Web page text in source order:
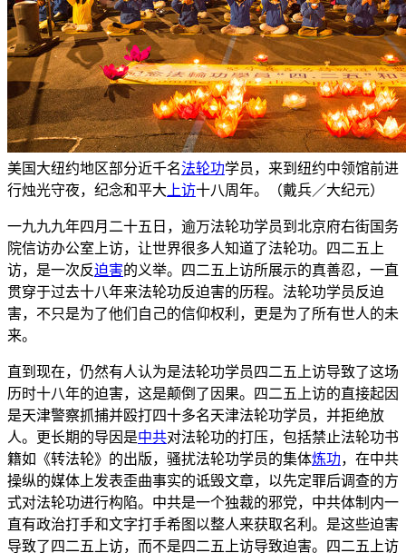
美国大纽约地区部分近千名法轮功学员，来到纽约中领馆前进
行烛光守夜，纪念和平大 上访十八周年。（戴兵／大纪元）
一九九九年四月二十五日，逾万法轮功学员到北京府右街国务
院信访办公室上访，让世界很多人知道了法轮功。四二五上
访，是一次反迫害的义举。四二五上访所展示的真善忍，一直
贯穿于过去十八年来法轮功反迫害的历程。法轮功学员反迫
害，不只是为了他们自己的信仰权利，更是为了所有世人的未
来。
直到现在，仍然有人认为是法轮功学员四二五上访导致了这场
历时十八年的迫害，这是颠倒了因果。四二五上访的直接起因
是天津警察抓捕并殴打四十多名天津法轮功学员，并拒绝放
人。更长期的导因是中共对法轮功的打压，包括禁止法轮功书
籍如《转法轮》的出版，骚扰法轮功学员的集体炼功，在中共
操纵的媒体上发表歪曲事实的诋毁文章，以先定罪后调查的方
式对法轮功进行构陷。中共是一个独裁的邪党，中共体制内一
直有政治打手和文字打手希图以整人来获取名利。是这些迫害
导致了四二五上访，而不是四二五上访导致迫害。四二五上访